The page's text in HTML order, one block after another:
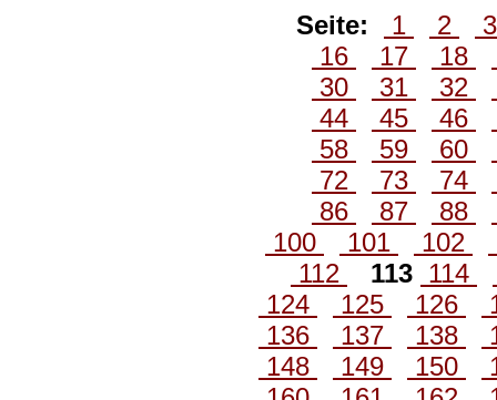
Seite: 1 2
16
17 18
30
31 32
44
45 46
58
59 60
72
73 74
86
87 88
100
101 102
112
113 114
124
125 126
136
137 138
148
149 150